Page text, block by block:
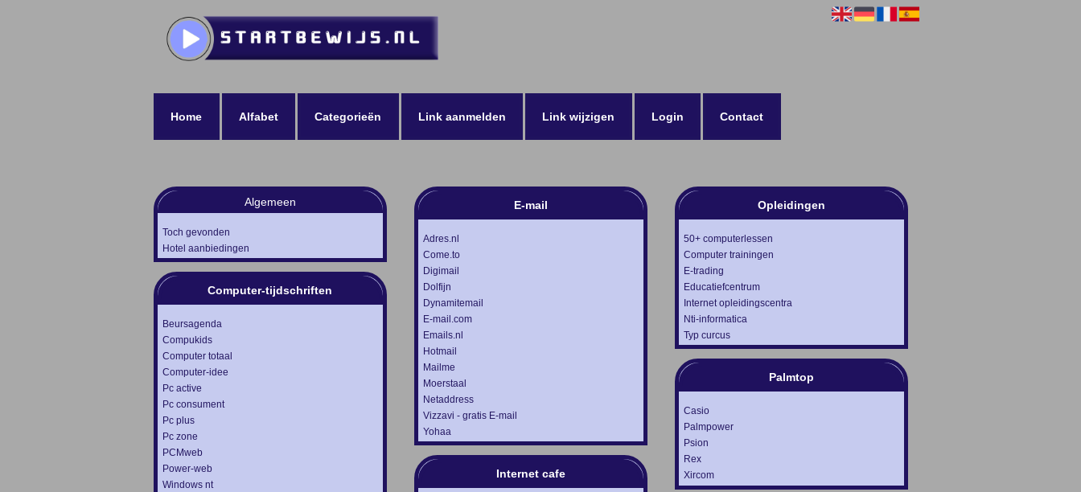
Home Alfabet Categorieën Link aanmelden Link wijzigen Login Contact
Algemeen
Toch gevonden
Hotel aanbiedingen
Computer-tijdschriften
Beursagenda
Compukids
Computer totaal
Computer-idee
Pc active
Pc consument
Pc plus
Pc zone
PCMweb
Power-web
Windows nt
E-mail
Adres.nl
Come.to
Digimail
Dolfijn
Dynamitemail
E-mail.com
Emails.nl
Hotmail
Mailme
Moerstaal
Netaddress
Vizzavi - gratis E-mail
Yohaa
Internet cafe
Opleidingen
50+ computerlessen
Computer trainingen
E-trading
Educatiefcentrum
Internet opleidingscentra
Nti-informatica
Typ curcus
Palmtop
Casio
Palmpower
Psion
Rex
Xircom